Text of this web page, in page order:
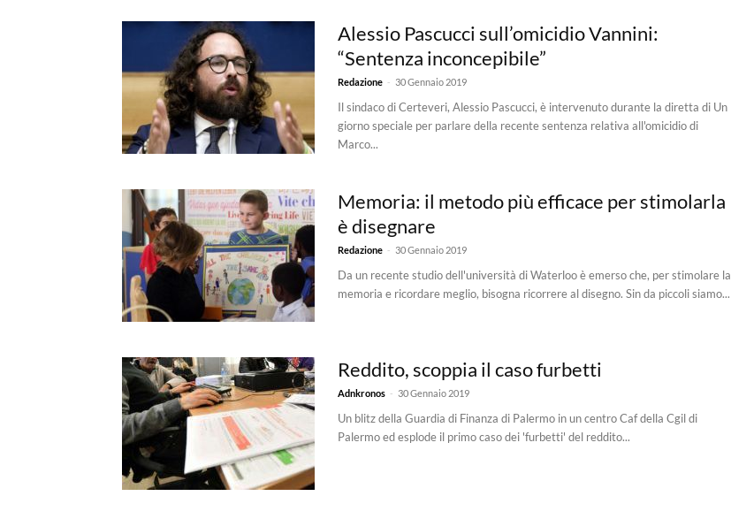
Alessio Pascucci sull’omicidio Vannini:
“Sentenza inconcepibile”
Redazione - 30 Gennaio 2019
Il sindaco di Certeveri, Alessio Pascucci, è intervenuto durante la diretta di Un
giorno speciale per parlare della recente sentenza relativa all'omicidio di
Marco...
Memoria: il metodo più efficace per stimolarla
è disegnare
Redazione - 30 Gennaio 2019
Da un recente studio dell'università di Waterloo è emerso che, per stimolare la
memoria e ricordare meglio, bisogna ricorrere al disegno. Sin da piccoli siamo...
Reddito, scoppia il caso furbetti
Adnkronos - 30 Gennaio 2019
Un blitz della Guardia di Finanza di Palermo in un centro Caf della Cgil di
Palermo ed esplode il primo caso dei 'furbetti' del reddito...